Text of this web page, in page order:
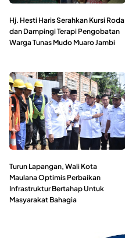
Hj. Hesti Haris Serahkan Kursi Roda
dan Dampingi Terapi Pengobatan
Warga Tunas Mudo Muaro Jambi
Turun Lapangan, Wali Kota
Maulana Optimis Perbaikan
Infrastruktur Bertahap Untuk
Masyarakat Bahagia